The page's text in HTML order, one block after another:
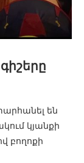
են
կյանքի
բողոքի